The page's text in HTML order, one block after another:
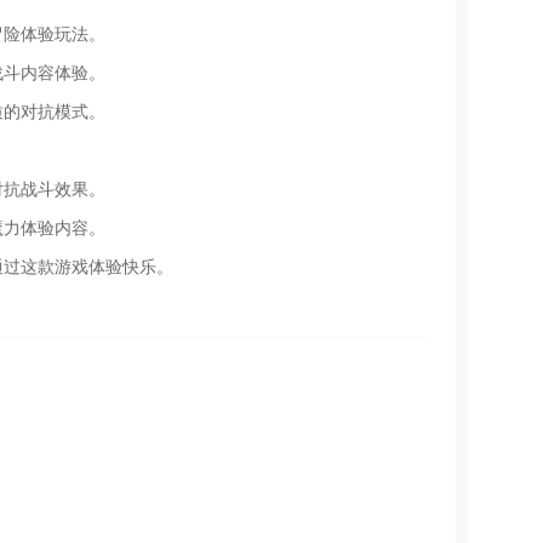
体验玩法。
内容体验。
对抗模式。
战斗效果。
体验内容。
这款游戏体验快乐。